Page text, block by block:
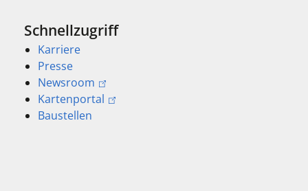
Schnellzugriff
Karriere
Presse
Newsroom
Kartenportal
Baustellen